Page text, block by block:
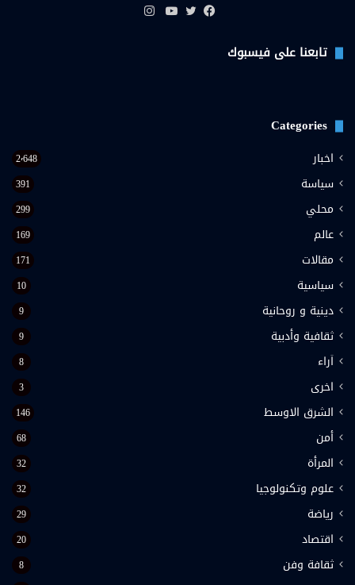
تابعنا على فيسبوك
Categories
اخبار 2٬648
سياسة 391
محلي 299
عالم 169
مقالات 171
سياسية 10
دينية و روحانية 9
ثقافية وأدبية 9
اَراء 8
اخرى 3
الشرق الاوسط 146
أمن 68
المرأة 32
علوم وتكنولوجيا 32
رياضة 29
اقتصاد 20
ثقافة وفن 8